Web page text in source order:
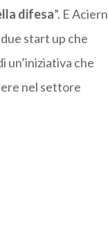
difesa”. E
start up che
un’iniziativa che
nel settore